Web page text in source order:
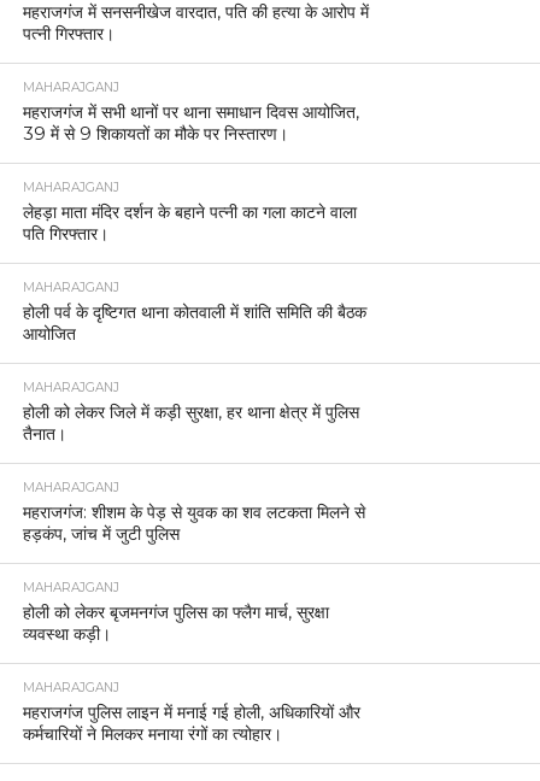
महराजगंज में सनसनीखेज वारदात, पति की हत्या के आरोप में
पत्नी गिरफ्तार।
MAHARAJGANJ
महराजगंज में सभी थानों पर थाना समाधान दिवस आयोजित,
39 में से 9 शिकायतों का मौके पर निस्तारण।
MAHARAJGANJ
लेहड़ा माता मंदिर दर्शन के बहाने पत्नी का गला काटने वाला
पति गिरफ्तार।
MAHARAJGANJ
होली पर्व के दृष्टिगत थाना कोतवाली में शांति समिति की बैठक
आयोजित
MAHARAJGANJ
होली को लेकर जिले में कड़ी सुरक्षा, हर थाना क्षेत्र में पुलिस
तैनात।
MAHARAJGANJ
महराजगंज: शीशम के पेड़ से युवक का शव लटकता मिलने से
हड़कंप, जांच में जुटी पुलिस
MAHARAJGANJ
होली को लेकर बृजमनगंज पुलिस का फ्लैग मार्च, सुरक्षा
व्यवस्था कड़ी।
MAHARAJGANJ
महराजगंज पुलिस लाइन में मनाई गई होली, अधिकारियों और
कर्मचारियों ने मिलकर मनाया रंगों का त्योहार।